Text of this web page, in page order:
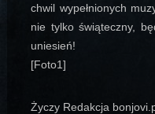
chwil wypełnionych
nie tylko świąteczny,
uniesień!
[Foto1]
Życzy Redakcja